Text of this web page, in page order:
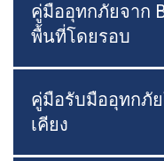
คู่มืออุทกภัยจาก
พื้นที่โดยรอบ
คู่มือรับมืออุทกภั
เคียง